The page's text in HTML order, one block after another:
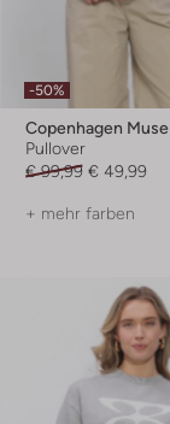
-50%
Copenhagen Muse
Pullover
€ 99,99 € 49,99
+ mehr farben